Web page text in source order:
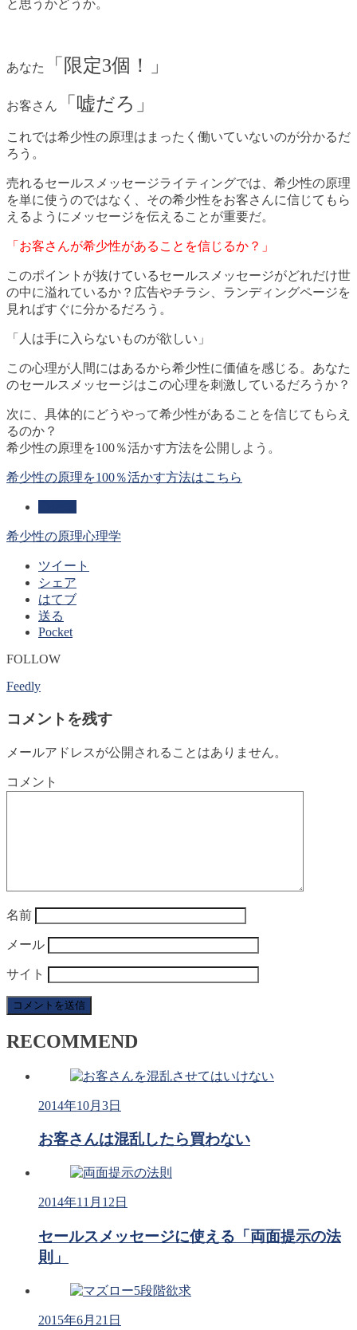
と思うかどうか。
あなた 「限定3個！」
お客さん 「嘘だろ」
これでは希少性の原理はまったく働いていないのが分かるだ
ろう。
売れるセールスメッセージライティングでは、希少性の原理
を単に使うのではなく、その希少性をお客さんに信じてもら
えるようにメッセージを伝えることが重要だ。
「お客さんが希少性があることを信じるか？」
このポイントが抜けているセールスメッセージがどれだけ世
の中に溢れているか？広告やチラシ、ランディングページを
見ればすぐに分かるだろう。
「人は手に入らないものが欲しい」
この心理が人間にはあるから希少性に価値を感じる。あなた
のセールスメッセージはこの心理を刺激しているだろうか？
次に、具体的にどうやって希少性があることを信じてもらえ
るのか？
希少性の原理を100％活かす方法を公開しよう。
希少性の原理を100％活かす方法はこちら
希少性の原理心理学
ツイート
シェア
はてブ
送る
Pocket
FOLLOW
Feedly
コメントを残す
メールアドレスが公開されることはありません。
コメント
名前
メール
サイト
RECOMMEND
2014年10月3日
お客さんは混乱したら買わない
2014年11月12日
セールスメッセージに使える「両面提示の法
則」
2015年6月21日